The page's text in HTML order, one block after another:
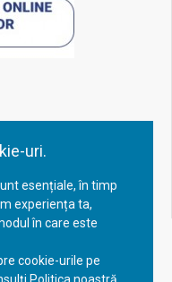
uri.
esențiale, în timp
experiența ta,
în care este
cookie-urile pe